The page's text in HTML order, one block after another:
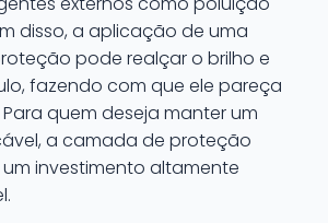
disso, a aplicação de uma
pode realçar o brilho e
fazendo com que ele pareça
quem deseja manter um
a camada de proteção
investimento altamente